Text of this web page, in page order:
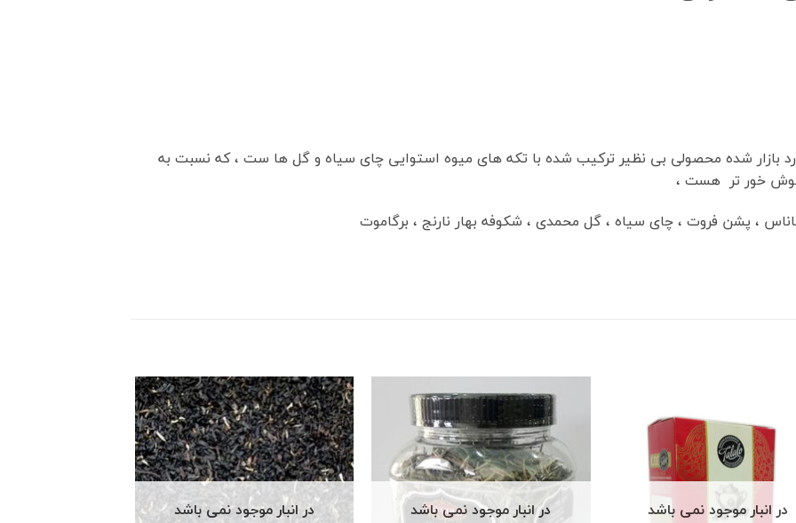
بازار شده محصولی بی نظیر ترکیب شده با تکه های میوه استوایی چای سیاه و گل ها ست ، که نسبت به
خوش خور تر هست ،
، پشن فروت ، چای سیاه ، گل محمدی ، شکوفه بهار نارنج ، برگاموت
در انبار موجود نمی باشد در انبار موجود نمی باشد در انبار موجود نمی باشد